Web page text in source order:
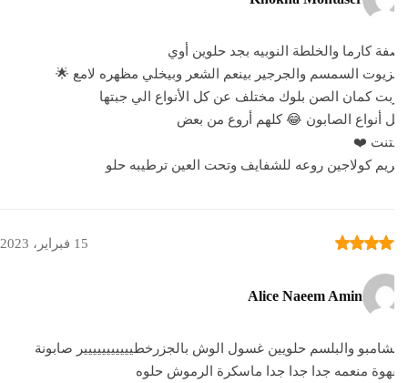
كارما والخلطة النوبيه بجد حلوين أوي
السمسم والجرجير بينعم الشعر وبيخلي مظهره لامع 🌟
كمان الصن بلوك مختلف عن كل الأنواع الي جبتها
أنواع الصابون 😂 كلهم أروع من بعض
❤️
كولاجين روعه للشفايف وتحت العين ترطيبه حلو
Alice Naeem Amin
والبلسم حلويين غسول الوش بالجزرخطييييييييييير صابونة
منعمه جدا جدا جدا ماسكرة الرموش حلوه